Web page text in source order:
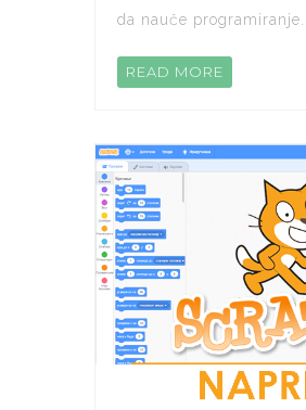
da nauče programiranje...
READ MORE